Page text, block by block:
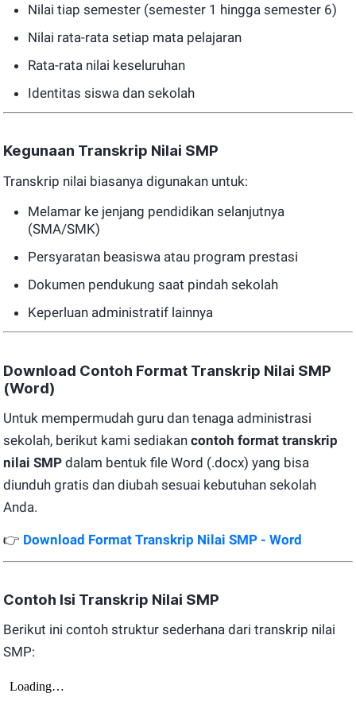
Nilai tiap semester (semester 1 hingga semester 6)
Nilai rata-rata setiap mata pelajaran
Rata-rata nilai keseluruhan
Identitas siswa dan sekolah
Kegunaan Transkrip Nilai SMP
Transkrip nilai biasanya digunakan untuk:
Melamar ke jenjang pendidikan selanjutnya
(SMA/SMK)
Persyaratan beasiswa atau program prestasi
Dokumen pendukung saat pindah sekolah
Keperluan administratif lainnya
Download Contoh Format Transkrip Nilai SMP
(Word)
Untuk mempermudah guru dan tenaga administrasi
sekolah, berikut kami sediakancontoh format transkrip
nilai SMP dalam bentuk file Word (.docx) yang bisa
diunduh gratis dan diubah sesuai kebutuhan sekolah
Anda.
👉 Download Format Transkrip Nilai SMP - Word
Contoh Isi Transkrip Nilai SMP
Berikut ini contoh struktur sederhana dari transkrip nilai
SMP: